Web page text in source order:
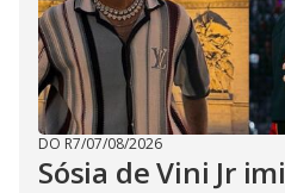
DO R7/07/08/2026
Sósia de Vini Jr